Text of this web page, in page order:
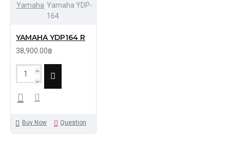
Yamaha Yamaha YDP-
164
YAMAHA YDP164 R
38,900.00฿
Buy Now Question